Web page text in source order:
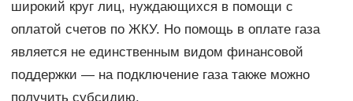
широкий круг лиц, нуждающихся в помощи с
оплатой счетов по ЖКУ. Но помощь в оплате газа
является не единственным видом финансовой
поддержки — на подключение газа также можно
получить субсидию.